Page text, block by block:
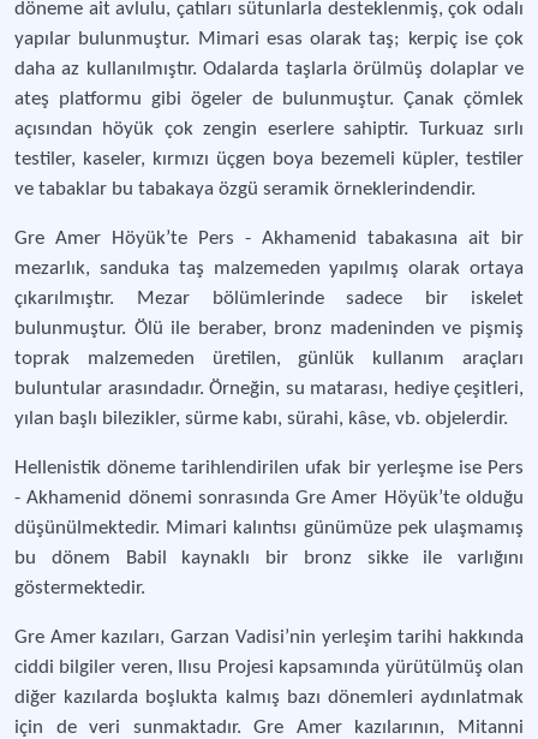
döneme ait avlulu, çatıları sütunlarla desteklenmiş, çok odalı
yapılar bulunmuştur. Mimari esas olarak taş; kerpiç ise çok
daha az kullanılmıştır. Odalarda taşlarla örülmüş dolaplar ve
ateş platformu gibi ögeler de bulunmuştur. Çanak çömlek
açısından höyük çok zengin eserlere sahiptir. Turkuaz sırlı
testiler, kaseler, kırmızı üçgen boya bezemeli küpler, testiler
ve tabaklar bu tabakaya özgü seramik örneklerindendir.
Gre Amer Höyük’te Pers - Akhamenid tabakasına ait bir
mezarlık, sanduka taş malzemeden yapılmış olarak ortaya
çıkarılmıştır. Mezar bölümlerinde sadece bir iskelet
bulunmuştur. Ölü ile beraber, bronz madeninden ve pişmiş
toprak malzemeden üretilen, günlük kullanım araçları
buluntular arasındadır. Örneğin, su matarası, hediye çeşitleri,
yılan başlı bilezikler, sürme kabı, sürahi, kâse, vb. objelerdir.
Hellenistik döneme tarihlendirilen ufak bir yerleşme ise Pers
- Akhamenid dönemi sonrasında Gre Amer Höyük’te olduğu
düşünülmektedir. Mimari kalıntısı günümüze pek ulaşmamış
bu dönem Babil kaynaklı bir bronz sikke ile varlığını
göstermektedir.
Gre Amer kazıları, Garzan Vadisi’nin yerleşim tarihi hakkında
ciddi bilgiler veren, Ilısu Projesi kapsamında yürütülmüş olan
diğer kazılarda boşlukta kalmış bazı dönemleri aydınlatmak
için de veri sunmaktadır. Gre Amer kazılarının, Mitanni